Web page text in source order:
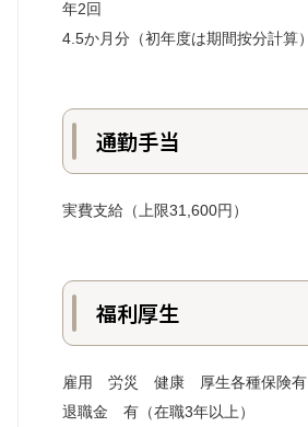
年2回
4.5か月分（初年度は期間按分計算）
通勤手当
実費支給（上限31,600円）
福利厚生
雇用 労災 健康 厚生各種保険有
退職金 有（在職3年以上）